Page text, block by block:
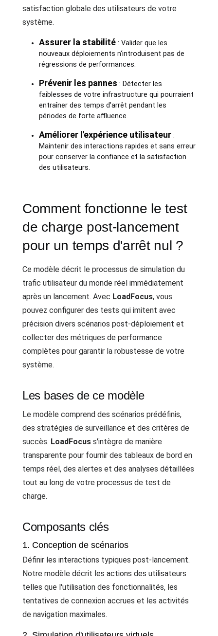
satisfaction globale des utilisateurs de votre
système.
Assurer la stabilité: Valider que les
nouveaux déploiements n'introduisent pas de
régressions de performances.
Prévenir les pannes : Détecter les
faiblesses de votre infrastructure qui pourraient
entraîner des temps d'arrêt pendant les
périodes de forte affluence.
Améliorer l'expérience utilisateur:
Maintenir des interactions rapides et sans erreur
pour conserver la confiance et la satisfaction
des utilisateurs.
Comment fonctionne le test
de charge post-lancement
pour un temps d'arrêt nul ?
Ce modèle décrit le processus de simulation du
trafic utilisateur du monde réel immédiatement
après un lancement. Avec LoadFocus, vous
pouvez configurer des tests qui imitent avec
précision divers scénarios post-déploiement et
collecter des métriques de performance
complètes pour garantir la robustesse de votre
système.
Les bases de ce modèle
Le modèle comprend des scénarios prédéfinis,
des stratégies de surveillance et des critères de
succès. LoadFocus s'intègre de manière
transparente pour fournir des tableaux de bord en
temps réel, des alertes et des analyses détaillées
tout au long de votre processus de test de
charge.
Composants clés
1. Conception de scénarios
Définir les interactions typiques post-lancement.
Notre modèle décrit les actions des utilisateurs
telles que l'utilisation des fonctionnalités, les
tentatives de connexion accrues et les activités
de navigation maximales.